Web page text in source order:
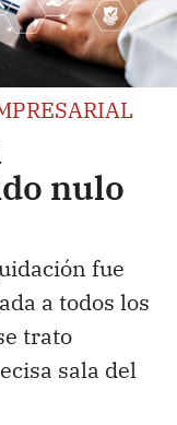
nulo
fue
a todos los
trato
sala del